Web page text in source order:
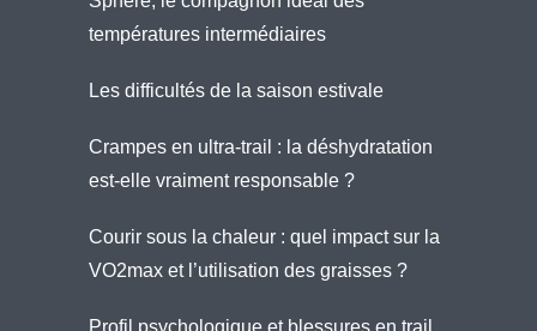
températures intermédiaires
Les difficultés de la saison estivale
Crampes en ultra-trail : la déshydratation
est-elle vraiment responsable ?
Courir sous la chaleur : quel impact sur la
VO2max et l’utilisation des graisses ?